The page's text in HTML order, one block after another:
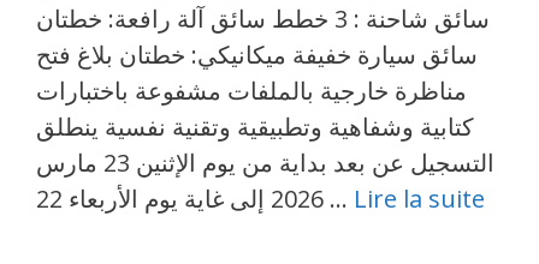
سائق شاحنة : 3 خطط سائق آلة رافعة: خطتان
سائق سيارة خفيفة ميكانيكي: خطتان بلاغ فتح
مناظرة خارجية بالملفات مشفوعة باختبارات
كتابية وشفاهية وتطبيقية وتقنية نفسية ينطلق
التسجيل عن بعد بداية من يوم الإثنين 23 مارس
2026 إلى غاية يوم الأربعاء 22 … Lire la suite